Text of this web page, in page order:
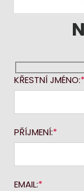
KŘESTNÍ JMÉNO:
PŘÍJMENÍ:
EMAIL: